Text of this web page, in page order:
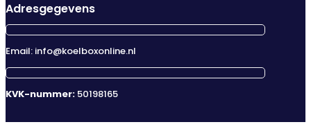
Adresgegevens
Email: info@koelboxonline.nl
KVK-nummer: 50198165